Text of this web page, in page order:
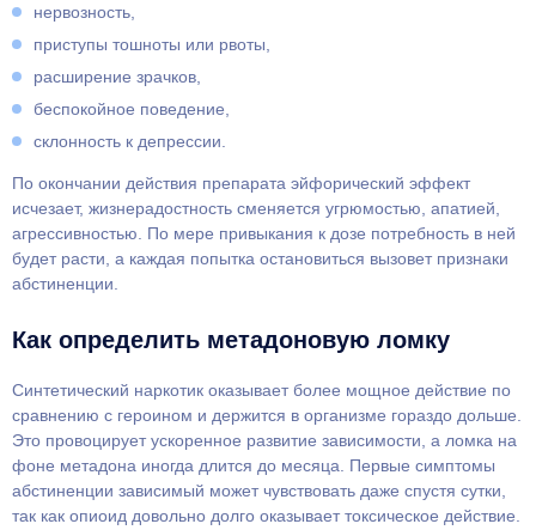
нервозность,
приступы тошноты или рвоты,
расширение зрачков,
беспокойное поведение,
склонность к депрессии.
По окончании действия препарата эйфорический эффект
исчезает, жизнерадостность сменяется угрюмостью, апатией,
агрессивностью. По мере привыкания к дозе потребность в ней
будет расти, а каждая попытка остановиться вызовет признаки
абстиненции.
Как определить метадоновую ломку
Синтетический наркотик оказывает более мощное действие по
сравнению с героином и держится в организме гораздо дольше.
Это провоцирует ускоренное развитие зависимости, а ломка на
фоне метадона иногда длится до месяца. Первые симптомы
абстиненции зависимый может чувствовать даже спустя сутки,
так как опиоид довольно долго оказывает токсическое действие.